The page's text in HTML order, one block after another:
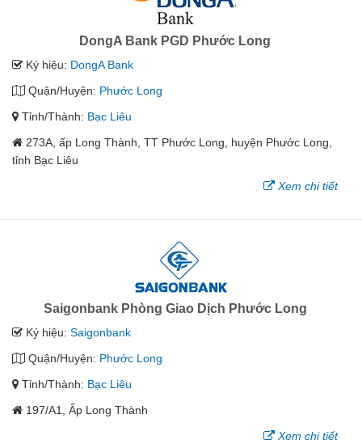
DongA Bank PGD Phước Long
Ký hiệu: DongA Bank
Quận/Huyện: Phước Long
Tỉnh/Thành: Bạc Liêu
273A, ấp Long Thành, TT Phước Long, huyện Phước Long,
tỉnh Bạc Liêu
Xem chi tiết
Saigonbank Phòng Giao Dịch Phước Long
Ký hiệu: Saigonbank
Quận/Huyện: Phước Long
Tỉnh/Thành: Bạc Liêu
197/A1, Ấp Long Thành
Xem chi tiết